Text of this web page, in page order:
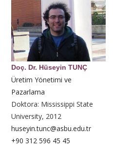
Doç. Dr. Hüseyin TUNÇ
Üretim Yönetimi ve
Pazarlama
Doktora: Mississippi State
University, 2012
huseyin.tunc@asbu.edu.tr
+90 312 596 45 45